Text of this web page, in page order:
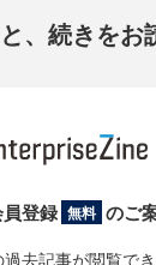
、続きをお
登録 無料 のご
過去記事が閲覧で